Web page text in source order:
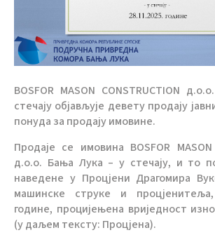
BOSFOR MASON CONSTRUCTION
стечају објављује девету продају
понуда за продају имовине.
Продаје се имовина BOSFOR MASON
д.о.о. Бања Лука – у стечају, и то
наведене у Процјени Драгомира
машинске струке и
године, процијењена вриједност
(у даљем тексту: Процјена).